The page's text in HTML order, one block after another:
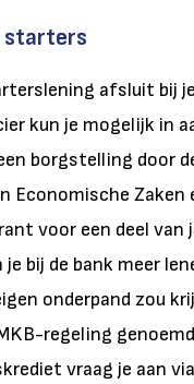
starters
afsluit bij
kun je mogelijk in
borgstelling door
Economische Zaken
voor een deel van
je bij de bank meer
onderpand zou
regeling
vraag je aan